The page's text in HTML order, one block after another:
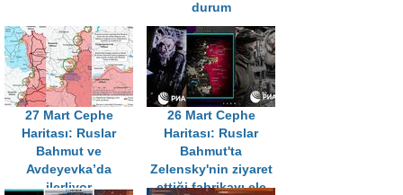
durum
27 Mart Cephe
Haritası: Ruslar
Bahmut ve
Avdeyevka’da
ilerliyor
26 Mart Cephe
Haritası: Ruslar
Bahmut'ta
Zelensky'nin ziyaret
ettiği fabrikayı ele